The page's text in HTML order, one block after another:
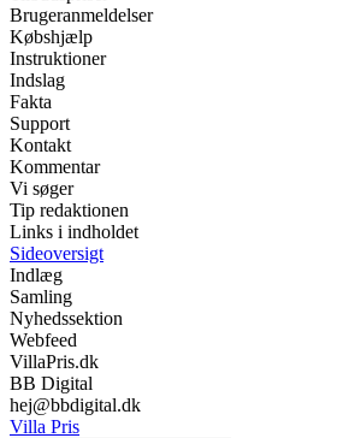
Brugeranmeldelser
Købshjælp
Instruktioner
Indslag
Fakta
Support
Kontakt
Kommentar
Vi søger
Tip redaktionen
Links i indholdet
Sideoversigt
Indlæg
Samling
Nyhedssektion
Webfeed
VillaPris.dk
BB Digital
hej@bbdigital.dk
Villa Pris